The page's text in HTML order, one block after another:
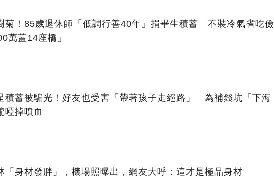
菊！85歲退休師「低調行善40年」捐畢生積蓄 不裝冷氣省吃儉
萬蓋14座橋」
積蓄被騙光！好友也受害「帶著孩子走絕路」 為補錢坑「下海
啞掉噴血
「身材發胖」，機場照曝出，網友大呼：這才是極品身材